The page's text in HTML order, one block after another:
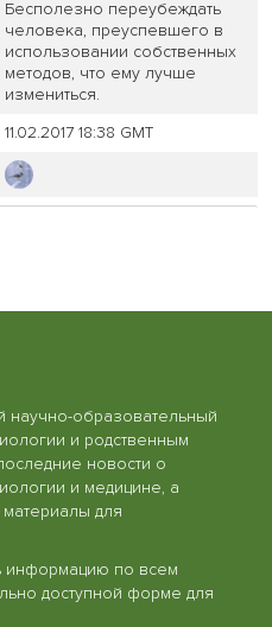
Бесполезно переубеждать
человека, преуспевшего в
использовании собственных
методов, что ему лучше
измениться.
11.02.2017 18:38 GMT
научно-образовательный
и родственным
новости о
и медицине, а
для
информацию по всем
доступной форме для